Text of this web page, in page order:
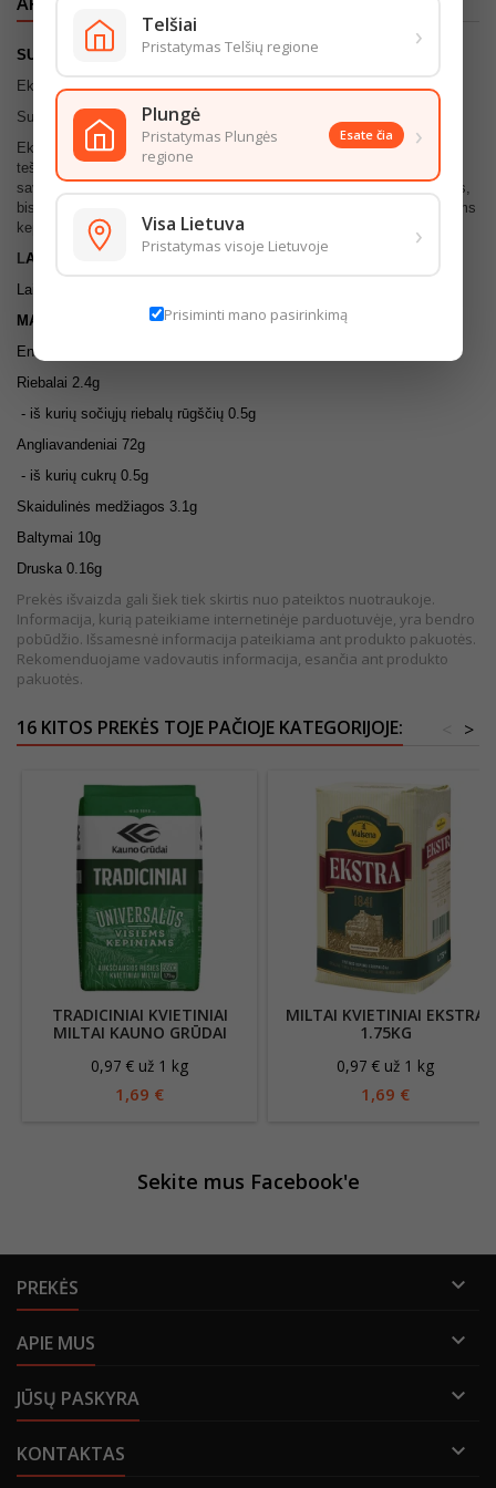
SUDEDAMOSIOS
DALYS
Ekstra rūšies KVIETINIAI miltai 405 D.
Sudėtyje yra GLITIMO
Ekstra rūšies KVIETINIAI miltai 405 D išsiskiria birumu, baltumu,
tešloje nesusidaro gumuliukai, miltai pasižymi puikiomis kepimo
savybėmis. Ekstra rūšies miltai tinka trapiems konditerijos gaminiams,
biskvitams, pyragėliams, aukštos kokybės duonos ir pyrago gaminiams
kepti.
LAI
Laikyti sausoje ir vėsioje vietoje
MAISTINGUMO VERTĖ (100G)
Energinė vertė 1506/355kcal
Riebalai 2.4g
- iš kurių sočiųjų riebalų rūgščių 0.5g
Angliavandeniai 72g
- iš kurių cukrų 0.5g
Skaidulinės medžiagos 3.1g
Baltymai 10g
Druska 0.16g
Prekės išvaizda gali šiek tiek skirtis nuo pateiktos nuotraukoje.
Informacija, kurią pateikiame internetinėje parduotuvėje, yra bendro
pobūdžio. Išsamesnė informacija pateikiama ant produkto pakuotės.
Rekomenduojame vadovautis informacija, esančia ant produkto
pakuotės.
16 KITOS PREKĖS TOJE PAČIOJE KATEGORIJOJE: >
TRADICINIAI KVIETINIAI
MILTAI KAUNO GRŪDAI
0,97 € už 1 kg
1,69 €
MILTAI KVIETINIAI EKSTRA
1.75KG
0,97 € už 1 kg
1,69 €
Sekite mus Facebook'e
PREKĖS 
APIE MUS 
JŪSŲ PASKYRA 
KONTAKTAS 
Telšiai
Pristatymas Telšių regione ›
Plungė
Pristatymas Plungės
regione
Esate čia ›
Visa Lietuva
Pristatymas visoje Lietuvoje ›
Prisiminti mano pasirinkimą